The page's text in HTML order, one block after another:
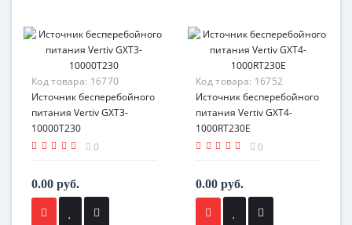
Код товара: 16770
Источник бесперебойного
питания Vertiv GXT3-
10000T230
0
0.00 руб.
Код товара: 16752
Источник бесперебойного
питания Vertiv GXT4-
1000RT230E
0
0.00 руб.